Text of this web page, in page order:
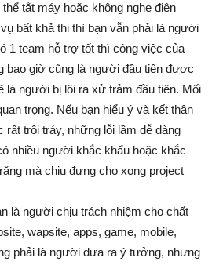
tắt máy hoặc không nghe điện
bất khả thi thì bạn vẫn phải là người
1 team hỗ trợ tốt thì công việc của
bao giờ cũng là người đầu tiên được
là người bị lôi ra xử trảm đầu tiên. Mối
trọng. Nếu bạn hiểu ý và kết thân
trôi trảy, những lỗi lầm dễ dàng
nhiều người khắc khẩu hoặc khắc
mà chịu đựng cho xong project
là người chịu trách nhiệm cho chất
wapsite, apps, game, mobile,
phải là người đưa ra ý tưởng, nhưng